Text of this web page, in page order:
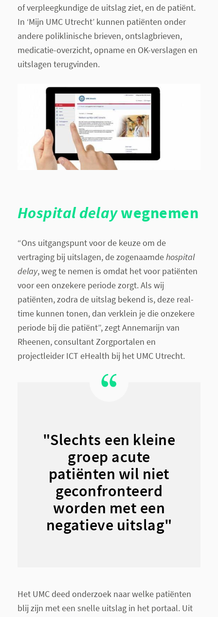
of verpleegkundige de uitslag ziet, en de patiënt.
In ‘Mijn UMC Utrecht’ kunnen patiënten onder
andere poliklinische brieven, ontslagbrieven,
medicatie-overzicht, opname en OK-verslagen en
uitslagen terugvinden.
Hospital delaywegnemen
“Ons uitgangspunt voor de keuze om de
vertraging bij uitslagen, de zogenaamdehospital
delay, weg te nemen is omdat het voor patiënten
voor een onzekere periode zorgt. Als wij
patiënten, zodra de uitslag bekend is, deze real-
time kunnen tonen, dan verklein je die onzekere
periode bij die patiënt”, zegt Annemarijn van
Rheenen, consultant Zorgportalen en
projectleider ICT eHealth bij het UMC Utrecht.
"Slechts een kleine
groep acute
patiënten wil niet
geconfronteerd
worden met een
negatieve uitslag"
Het UMC deed onderzoek naar welke patiënten
blij zijn met een snelle uitslag in het portaal. Uit